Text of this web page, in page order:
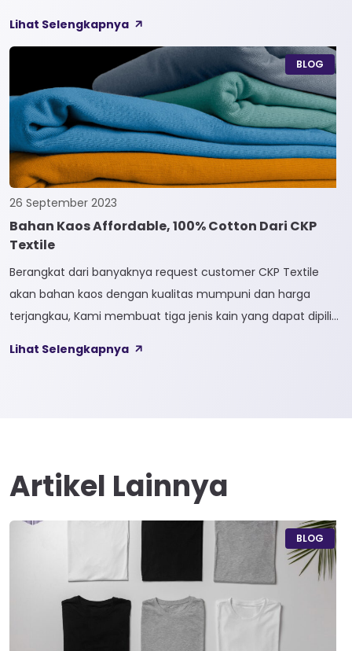
Bycel merupakan kain High-End karena bersifat Fungsional,
dapat digunakan sesuai kebutuhan customer. Selain itu,
kain Bycel juga diberi teknologi teranyar yakni pemberian
dua jenis […]
Lihat Selengkapnya
BLOG
26 September 2023
Bahan Kaos Affordable, 100% Cotton Dari CKP
Textile
Berangkat dari banyaknya request customer CKP Textile
akan bahan kaos dengan kualitas mumpuni dan harga
terjangkau, Kami membuat tiga jenis kain yang dapat dipilih
kain yang bahan dasarnya 100% cotton. Softcel juga sering
Lihat Selengkapnya
Artikel Lainnya
BLOG